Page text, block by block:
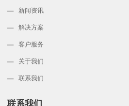
新闻资讯
解决方案
客户服务
关于我们
联系我们
联系我们